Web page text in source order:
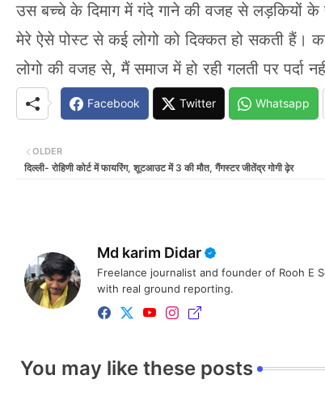
उस बच्चे के दिमाग में गंदे गाने की वजह से लड़कियों के
मेरे ऐसे पोस्ट से कई लोगो को दिक्कत हो सकती हैं।
लोगो की वजह से, मैं समाज में हो रही गलती पर पर्दा
Facebook Twitter Whatsapp
OLDER
दिल्ली- रोहिणी कोर्ट में फायरिंग, शूटआउट में 3 की मौत, गैंगस्टर जीतेंद्र गोगी ढ़ेर
Md karim Didar
Freelance journalist and founder of Rooh E
with real ground reporting.
You may like these posts